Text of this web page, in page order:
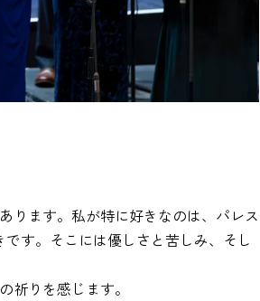
ります。私が特に好きなのは、パレス
す。そこには優しさと苦しみ、そし
祈りを感じます。